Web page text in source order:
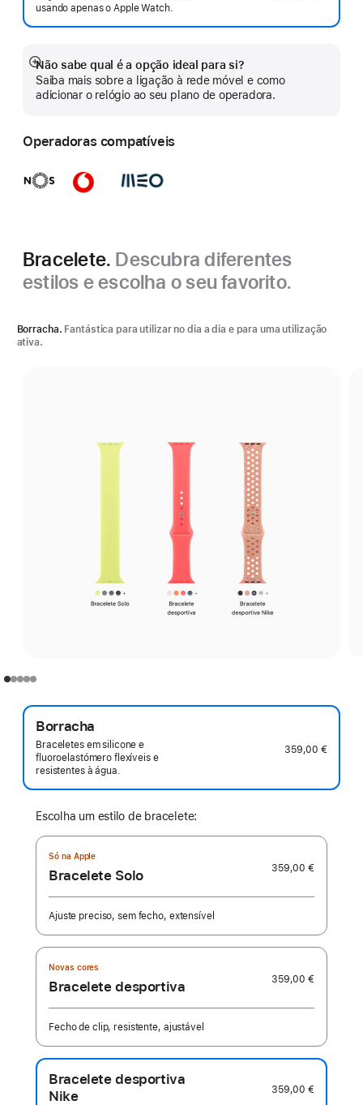
usando apenas o Apple Watch.
Não sabe qual é a opção ideal para si?
Saiba mais sobre a ligação à rede móvel e como
adicionar o relógio ao seu plano de operadora.
Veja
mais
Operadoras compatíveis
Bracelete. Descubra diferentes
estilos e escolha o seu favorito.
Borracha. Fantástica para utilizar no dia a dia e para uma utilização
ativa.
Borracha
Braceletes em silicone e
fluoroelastómero flexíveis e
resistentes à água.
359,00 €
Escolha um estilo de bracelete:
Só na Apple
Bracelete Solo 359,00 €
Ajuste preciso, sem fecho, extensível
Novas cores
Bracelete desportiva 359,00 €
Fecho de clip, resistente, ajustável
Bracelete desportiva
Nike
359,00 €